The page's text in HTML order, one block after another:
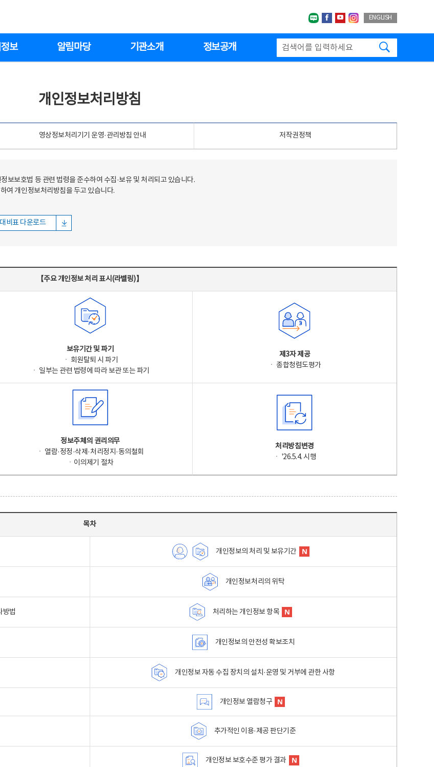
네이버블로그
페이스북
유투브인스타그랩
ENGLISH
보 알림마당 기관소개 정보공개
개인정보처리방침
영상정보처리기기 운영·관리방침 안내 저작권정책
보호법 등 관련 법령을 준수하여 수집·보유 및 처리되고 있습니다.
여 개인정보처리방침을 두고 있습니다.
비표 다운로드
【주요 개인정보 처리 표시(라벨링)】
보유기간 및 파기
ㆍ 회원탈퇴 시 파기
ㆍ 일부는 관련 법령에 따라 보관 또는 파기
제3자 제공
ㆍ 종합청렴도평가
정보주체의 권리의무
ㆍ 열람·정정·삭제·처리정지·동의철회
ㆍ이의제기 절차
처리방침변경
ㆍ '26.5.4. 시행
목차
개인정보의 처리 및 보유기간
개인정보처리의 위탁
방법 처리하는 개인정보 항목
개인정보의 안전성 확보조치
개인정보 자동 수집 장치의 설치·운영 및 거부에 관한 사항
개인정보 열람청구
추가적인 이용·제공 판단기준
개인정보 보호수준 평가 결과